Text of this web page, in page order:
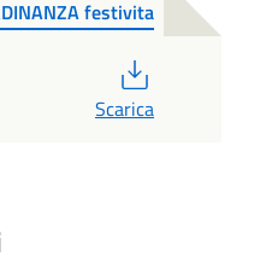
festivita
Scarica